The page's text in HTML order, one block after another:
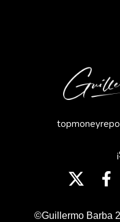
©Guillermo Barba